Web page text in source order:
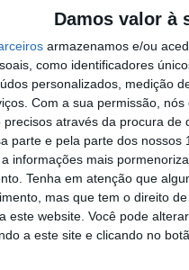
Damos valor à
armazenamos e/ou
como identificadores
personalizados, medição
Com a sua permissão,
através da procura
parte e pela parte dos
informações mais
Tenha em atenção que
mas que tem o direito
este website. Você pode
a este site e clicando no
5
a várias regras,
esta prática só é
parado, com uma
os automóveis, apenas
bem definidos.